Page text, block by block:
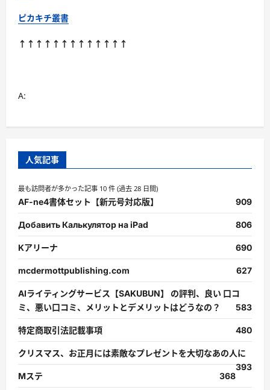
い
て
ピカキチ叢書
↑↑↑↑↑↑↑↑↑↑↑↑↑
A:
人気記事
最も訪問者が多かった記事 10 件 (過去 28 日間)
AF-ne4書体セット【新元号対応版】 909
Добавить Калькулятор на iPad 806
Kアリーナ 690
mcdermottpublishing.com 627
AIライティングサービス【SAKUBUN】 の評判、良い 口コ
ミ、悪い口コミ、メリットとデメリットはどうなの？
583
特定商取引法記載事項 480
クリスマス、お正月には素敵なプレゼントを大切なあの人に
393
Mステ
368